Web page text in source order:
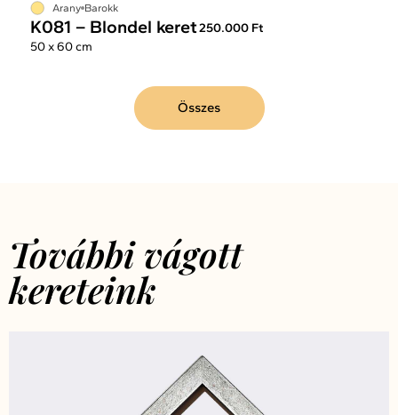
Arany Barokk
K081 – Blondel keret250.000 Ft
50 x 60 cm
Összes
További vágott
kereteink